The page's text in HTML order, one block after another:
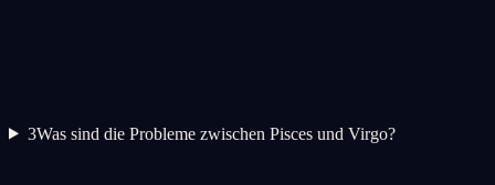
3Was sind die Probleme zwischen Pisces und Virgo?